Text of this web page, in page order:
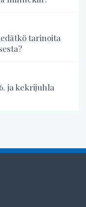
tarinoita
ja kekrijuhla